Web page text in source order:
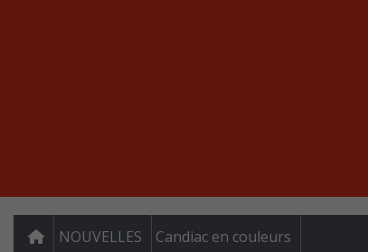
NOUVELLES Candiac en couleurs